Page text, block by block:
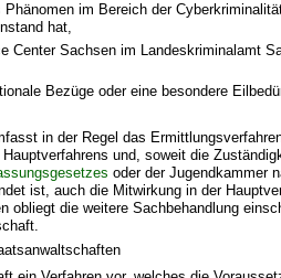
im Bereich der
hat,
Center Sachsen im Landeskriminalamt
Bezüge oder eine besondere
in der Regel das
und, soweit die
oder der Jugendkammer
ist, auch die Mitwirkung in der
obliegt die weitere Sachbehandlung